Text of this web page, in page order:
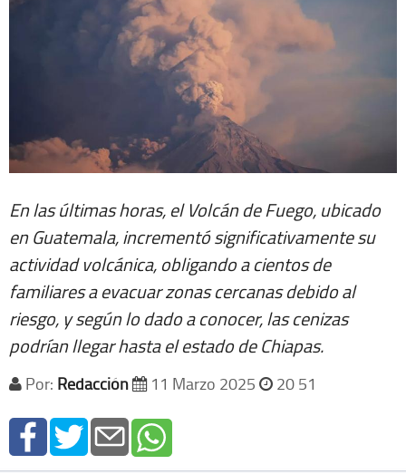
En las últimas horas, el Volcán de Fuego, ubicado
en Guatemala, incrementó significativamente su
actividad volcánica, obligando a cientos de
familiares a evacuar zonas cercanas debido al
riesgo, y según lo dado a conocer, las cenizas
podrían llegar hasta el estado de Chiapas.
Por: Redacción 11 Marzo 2025 20 51